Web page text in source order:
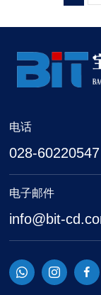
电话
028-60220547
电子邮件
info@bit-